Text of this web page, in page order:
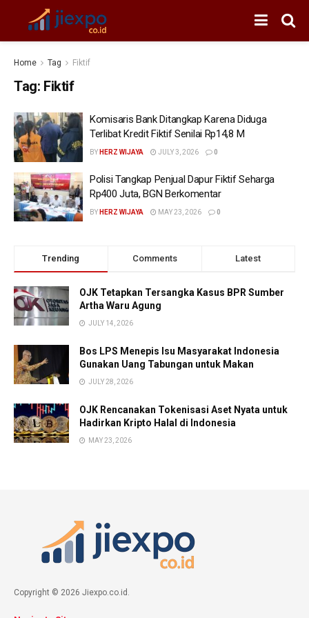
Home Tag Fiktif
Tag: Fiktif
Komisaris Bank Ditangkap Karena Diduga
Terlibat Kredit Fiktif Senilai Rp14,8 M
BY HERZ WIJAYA JULY 3, 2026 0
Polisi Tangkap Penjual Dapur Fiktif Seharga
Rp400 Juta, BGN Berkomentar
BY HERZ WIJAYA MAY 23, 2026 0
Trending Comments Latest
OJK Tetapkan Tersangka Kasus BPR Sumber
Artha Waru Agung
JULY 14, 2026
Bos LPS Menepis Isu Masyarakat Indonesia
Gunakan Uang Tabungan untuk Makan
JULY 28, 2026
OJK Rencanakan Tokenisasi Aset Nyata untuk
Hadirkan Kripto Halal di Indonesia
MAY 23, 2026
Copyright © 2026 Jiexpo.co.id.